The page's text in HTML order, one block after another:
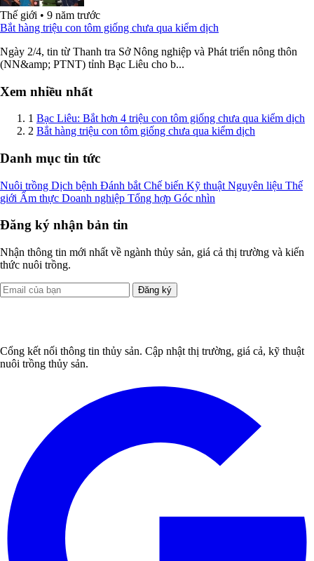
Thế giới • 9 năm trước
Bắt hàng triệu con tôm giống chưa qua kiểm dịch
Ngày 2/4, tin từ Thanh tra Sở Nông nghiệp và Phát triển nông thôn
(NN&amp; PTNT) tỉnh Bạc Liêu cho b...
Xem nhiều nhất
1 Bạc Liêu: Bắt hơn 4 triệu con tôm giống chưa qua kiểm dịch
2 Bắt hàng triệu con tôm giống chưa qua kiểm dịch
Danh mục tin tức
Nuôi trồng Dịch bệnh Đánh bắt Chế biến Kỹ thuật Nguyên liệu Thế
giới Ẩm thực Doanh nghiệp Tổng hợp Góc nhìn
Đăng ký nhận bản tin
Nhận thông tin mới nhất về ngành thủy sản, giá cả thị trường và kiến
thức nuôi trồng.
Đăng ký
Cổng kết nối thông tin thủy sản. Cập nhật thị trường, giá cả, kỹ thuật
nuôi trồng thủy sản.